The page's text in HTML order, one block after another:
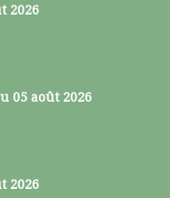
2026
05 août 2026
2026